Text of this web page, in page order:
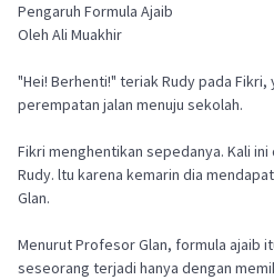
Pengaruh Formula Ajaib
Oleh Ali Muakhir
"Hei! Berhenti!" teriak Rudy pada
perempatan jalan menuju sekolah.
Fikri menghentikan sepedanya. Kali
Rudy. ltu karena kemarin dia
Glan.
Menurut Profesor Glan, formula ajaib
seseorang terjadi hanya dengan